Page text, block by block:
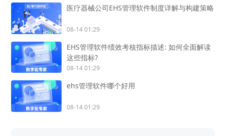
医疗器械公司EHS管理软件制度详解与构建策略
08-14 01:29
EHS管理软件绩效考核指标描述: 如何全面解读
这些指标?
08-14 01:29
ehs管理软件哪个好用
08-14 01:29